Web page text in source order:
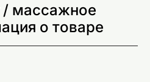
/ массажное
о товаре